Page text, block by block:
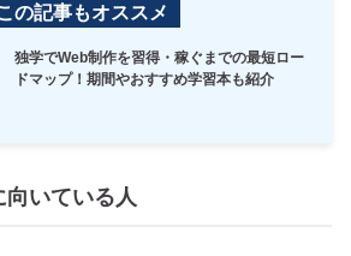
の記事もオススメ
独学でWeb制作を習得・稼ぐまでの最短ロー
ドマップ！期間やおすすめ学習本も紹介
いている人